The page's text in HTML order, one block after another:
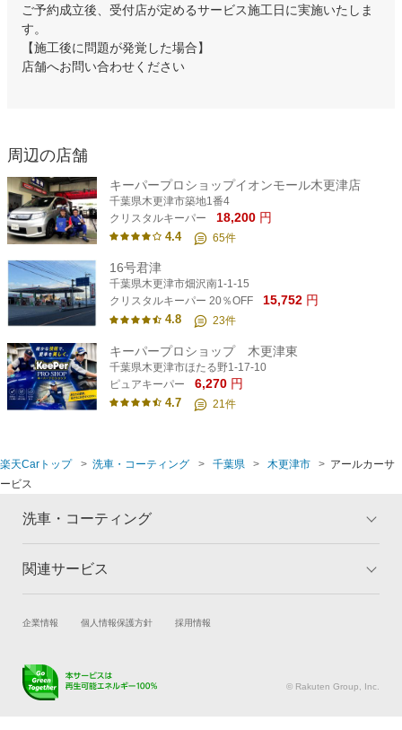
ご予約成立後、受付店が定めるサービス施工日に実施いたしま
す。
【施工後に問題が発覚した場合】
店舗へお問い合わせください
周辺の店舗
キーパープロショップイオンモール木更津店
千葉県木更津市築地1番4
クリスタルキーパー
18,200 円
4.4 65件
16号君津
千葉県木更津市畑沢南1-1-15
クリスタルキーパー 20％OFF
15,752 円
4.8 23件
キーパープロショップ 木更津東
千葉県木更津市ほたる野1-17-10
ピュアキーパー
6,270 円
4.7 21 件
楽天Carトップ 洗車・コーティング 千葉県 木更津市
アールカーサ
ービス
洗車・コーティング
トップ
コーティングとは コーティング診断
よくある質問
関連サービス
試乗・商談 新車購入
キズ修理予約
メンテナンス管理
企業情報 個人情報保護方針 採用情報
© Rakuten Group, Inc.